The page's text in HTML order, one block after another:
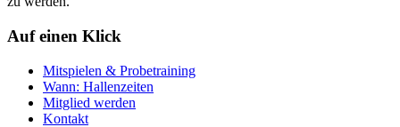
Auf einen Klick
Mitspielen & Probetraining
Wann: Hallenzeiten
Mitglied werden
Kontakt